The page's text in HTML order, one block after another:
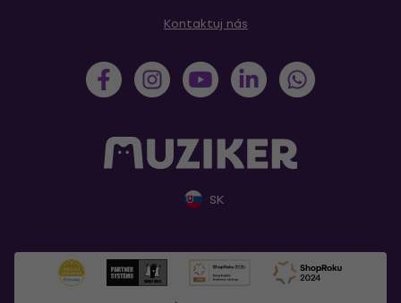
Kontaktuj nás
SK